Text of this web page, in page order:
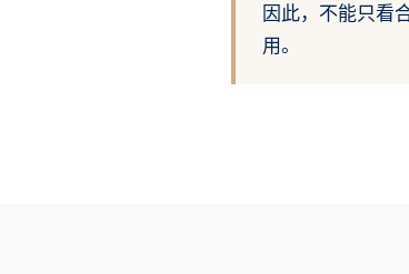
因此，不能只看
用。